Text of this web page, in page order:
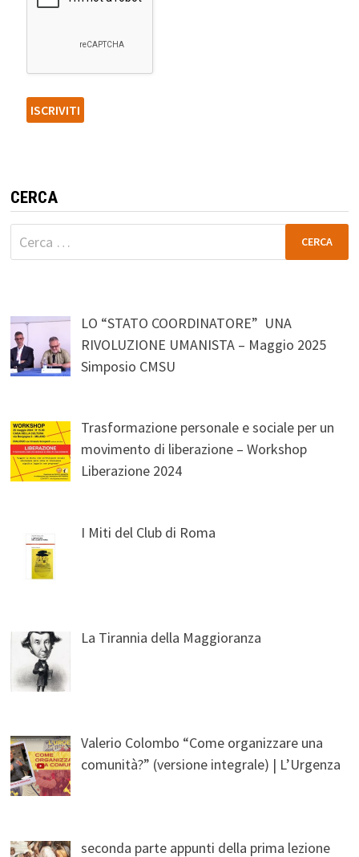
CERCA
Ricerca
per:
LO “STATO COORDINATORE” UNA
RIVOLUZIONE UMANISTA – Maggio 2025
Simposio CMSU
Trasformazione personale e sociale per un
movimento di liberazione – Workshop
Liberazione 2024
I Miti del Club di Roma
La Tirannia della Maggioranza
Valerio Colombo “Come organizzare una
comunità?” (versione integrale) | L’Urgenza
seconda parte appunti della prima lezione